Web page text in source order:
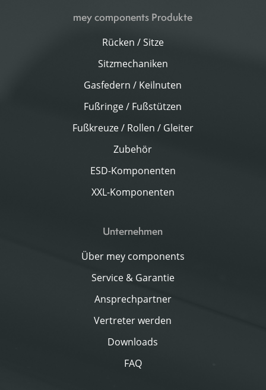
mey components Produkte
Rücken / Sitze
Sitzmechaniken
Gasfedern / Keilnuten
Fußringe / Fußstützen
Fußkreuze / Rollen / Gleiter
Zubehör
ESD-Komponenten
XXL-Komponenten
Unternehmen
Über mey components
Service & Garantie
Ansprechpartner
Vertreter werden
Downloads
FAQ